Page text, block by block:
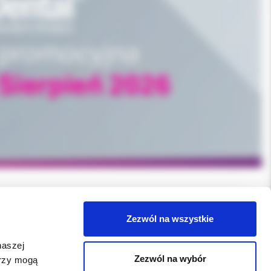
mogą
Zezwól na wszystkie
Zezwól na wybór
Jeśli zauważyli Państwo problem z
funkcjonowaniem serwisu: